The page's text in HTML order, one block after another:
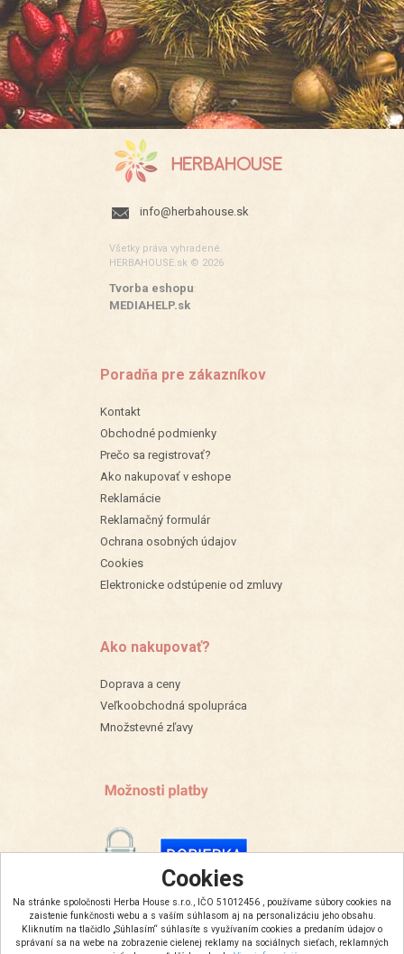
Cookies
Na stránke spoločnosti Herba House s.r.o., IČO 51012456 , používame súbory cookies na
zaistenie funkčnosti webu a s vaším súhlasom aj na personalizáciu jeho obsahu.
Kliknutím na tlačidlo „Súhlasím“ súhlasíte s využívaním cookies a predaním údajov o
správaní sa na webe na zobrazenie cielenej reklamy na sociálnych sieťach, reklamných
info@herbahouse.sk
Všetky práva vyhradené.
HERBAHOUSE.sk © 2026
Tvorba eshopu:
MEDIAHELP.sk
Poradňa pre zákazníkov
Kontakt
Obchodné podmienky
Prečo sa registrovať?
Ako nakupovať v eshope
Reklamácie
Reklamačný formulár
Ochrana osobných údajov
Cookies
Elektronicke odstúpenie od zmluvy
Ako nakupovať?
Doprava a ceny
Veľkoobchodná spolupráca
Množstevné zľavy